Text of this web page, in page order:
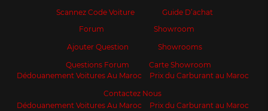
Scannez Code Voiture
Guide D’achat
Forum
Ajouter Question
Questions Forum
Showroom
Showrooms
Carte Showroom
Dédouanement Voitures Au Maroc
Prix du Carburant au Maroc
Contactez Nous
Dédouanement Voitures Au Maroc
Prix du Carburant au Maroc